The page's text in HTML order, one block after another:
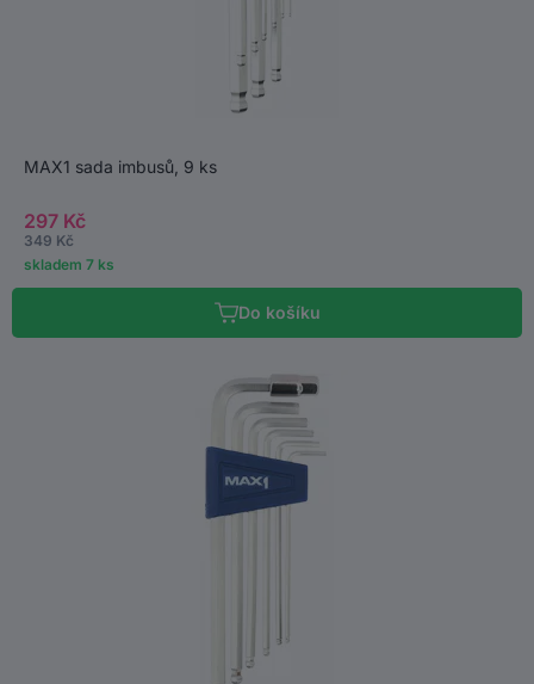
Do košíku
MAX1 sada imbusů, 9 ks
297 Kč
349 Kč
skladem 7 ks